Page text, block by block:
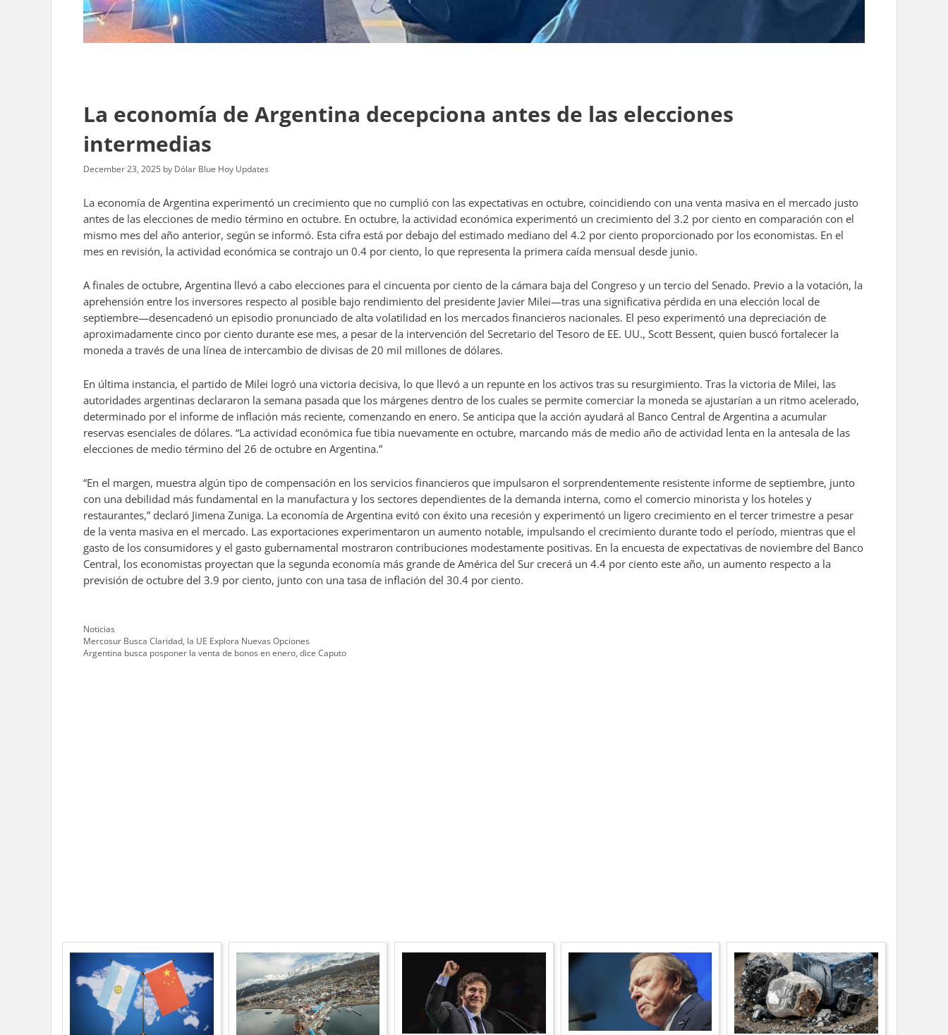
La economía de Argentina decepciona antes de las elecciones
intermedias
December 23, 2025 by Dólar Blue Hoy Updates
La economía de Argentina experimentó un crecimiento que no cumplió con las expectativas en octubre, coincidiendo con una venta masiva en el mercado justo
antes de las elecciones de medio término en octubre. En octubre, la actividad económica experimentó un crecimiento del 3.2 por ciento en comparación con el
mismo mes del año anterior, según se informó. Esta cifra está por debajo del estimado mediano del 4.2 por ciento proporcionado por los economistas. En el
mes en revisión, la actividad económica se contrajo un 0.4 por ciento, lo que representa la primera caída mensual desde junio.
A finales de octubre, Argentina llevó a cabo elecciones para el cincuenta por ciento de la cámara baja del Congreso y un tercio del Senado. Previo a la votación, la
aprehensión entre los inversores respecto al posible bajo rendimiento del presidente Javier Milei—tras una significativa pérdida en una elección local de
septiembre—desencadenó un episodio pronunciado de alta volatilidad en los mercados financieros nacionales. El peso experimentó una depreciación de
aproximadamente cinco por ciento durante ese mes, a pesar de la intervención del Secretario del Tesoro de EE. UU., Scott Bessent, quien buscó fortalecer la
moneda a través de una línea de intercambio de divisas de 20 mil millones de dólares.
En última instancia, el partido de Milei logró una victoria decisiva, lo que llevó a un repunte en los activos tras su resurgimiento. Tras la victoria de Milei, las
autoridades argentinas declararon la semana pasada que los márgenes dentro de los cuales se permite comerciar la moneda se ajustarían a un ritmo acelerado,
determinado por el informe de inflación más reciente, comenzando en enero. Se anticipa que la acción ayudará al Banco Central de Argentina a acumular
reservas esenciales de dólares. “La actividad económica fue tibia nuevamente en octubre, marcando más de medio año de actividad lenta en la antesala de las
elecciones de medio término del 26 de octubre en Argentina.”
“En el margen, muestra algún tipo de compensación en los servicios financieros que impulsaron el sorprendentemente resistente informe de septiembre, junto
con una debilidad más fundamental en la manufactura y los sectores dependientes de la demanda interna, como el comercio minorista y los hoteles y
restaurantes,” declaró Jimena Zuniga. La economía de Argentina evitó con éxito una recesión y experimentó un ligero crecimiento en el tercer trimestre a pesar
de la venta masiva en el mercado. Las exportaciones experimentaron un aumento notable, impulsando el crecimiento durante todo el período, mientras que el
gasto de los consumidores y el gasto gubernamental mostraron contribuciones modestamente positivas. En la encuesta de expectativas de noviembre del Banco
Central, los economistas proyectan que la segunda economía más grande de América del Sur crecerá un 4.4 por ciento este año, un aumento respecto a la
previsión de octubre del 3.9 por ciento, junto con una tasa de inflación del 30.4 por ciento.
Categories
Noticias
Mercosur Busca Claridad, la UE Explora Nuevas Opciones
Argentina busca posponer la venta de bonos en enero, dice Caputo